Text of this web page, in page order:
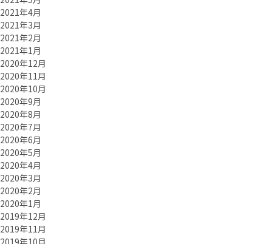
2021年4月
2021年3月
2021年2月
2021年1月
2020年12月
2020年11月
2020年10月
2020年9月
2020年8月
2020年7月
2020年6月
2020年5月
2020年4月
2020年3月
2020年2月
2020年1月
2019年12月
2019年11月
2019年10月